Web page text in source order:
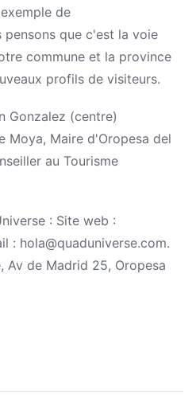
de
pensons que c'est la voie
commune et la province
profils de visiteurs.
Gonzalez (centre)
Moya, Maire d'Oropesa del
au Tourisme
: Site web :
: hola@quaduniverse.com.
Av de Madrid 25, Oropesa